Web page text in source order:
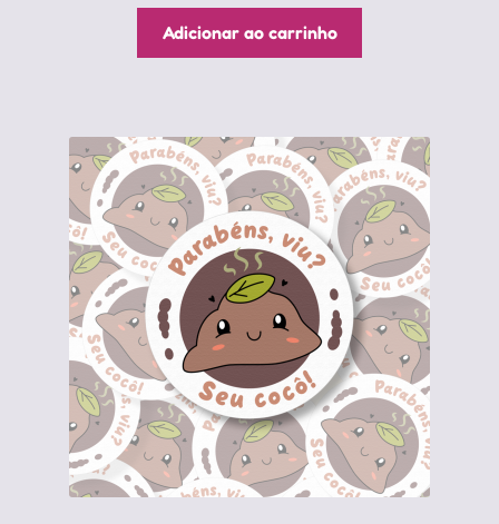
Adicionar ao carrinho